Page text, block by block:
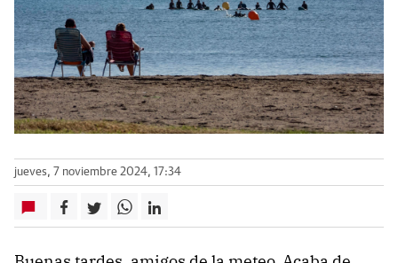
jueves, 7 noviembre 2024, 17:34